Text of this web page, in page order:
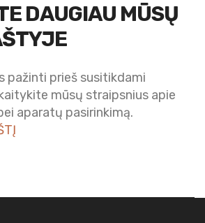
DAUGIAU MŪSŲ
pažinti prieš susitikdami
mūsų straipsnius apie
aparatų pasirinkimą.